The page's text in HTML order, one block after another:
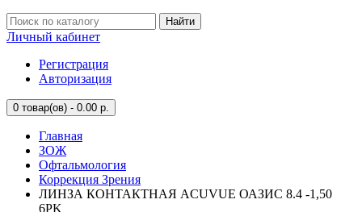
Найти
Личный кабинет
Регистрация
Авторизация
0 товар(ов) - 0.00 р.
Главная
ЗОЖ
Офтальмология
Коррекция Зрения
ЛИНЗА КОНТАКТНАЯ ACUVUE ОАЗИС 8.4 -1,50
6PK